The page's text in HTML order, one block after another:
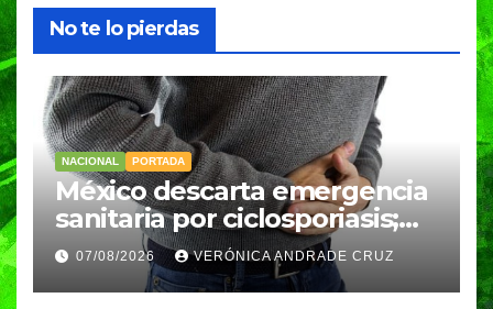
No te lo pierdas
NACIONAL PORTADA
México descarta emergencia
sanitaria por ciclosporiasis;
reportan 33 casos en dos
meses
07/08/2026 VERÓNICA ANDRADE CRUZ